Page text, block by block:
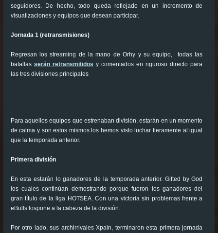
seguidores. De hecho, todo queda reflejado en un incremento de
visualizaciones y equipos que desean participar.
Jornada 1 (retransmisiones)
Regresan los streaming de la mano de Orhy y su equipo, todas las
batallas serán retransmitidos y comentados en riguroso directo para
las tres divisiones principales
Para aquellos equipos que estrenaban división, estarán en un momento
de calma y son estos mismos los hemos visto luchar fieramente al igual
que la temporada anterior.
Primera división
En esta estarán lo ganadores de la temporada anterior. Gifted by God
los cuales continúan demostrando porque fueron los ganadores del
gran título de la liga HOTSEA. Con una victoria sin problemas frente a
eBulls lospone a la cabeza de la división.
Por otro lado, sus archirrivales Xpain, terminaron esta primera jornada